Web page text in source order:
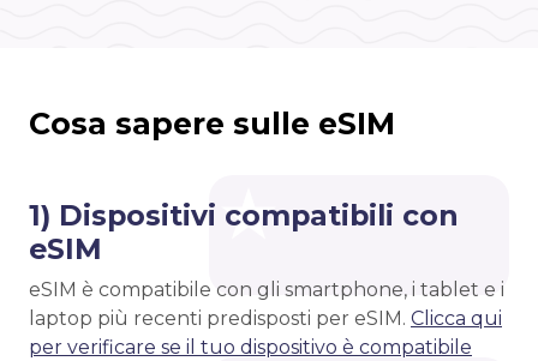
Cosa sapere sulle eSIM
1) Dispositivi compatibili con
eSIM
eSIM è compatibile con gli smartphone, i tablet e i
laptop più recenti predisposti per eSIM. Clicca qui
per verificare se il tuo dispositivo è compatibile